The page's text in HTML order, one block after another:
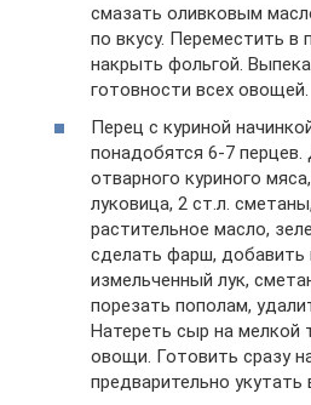
смазать оливковым
по вкусу. Переместить в
накрыть фольгой.
готовности всех овощей.
Перец с куриной
понадобятся 6-7 перцев.
отварного куриного
луковица, 2 ст.л.
растительное масло,
сделать фарш, добавить
измельченный лук,
порезать пополам,
Натереть сыр на мелкой
овощи. Готовить сразу
предварительно укутать